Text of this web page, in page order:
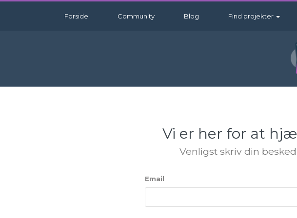
Forside Community Blog Find projekter
Vi er her for at
Venligst skriv din
Email